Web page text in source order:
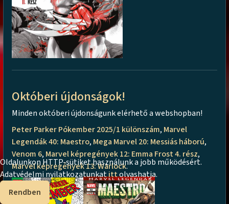
Októberi újdonságok!
Minden októberi újdonságunk elérhető a webshopban!
Peter Parker Pókember 2025/1 különszám, Marvel
Legendák 40: Maestro, Mega Marvel 20: Messiás háború,
Venom 6, Marvel képregények 12: Emma Frost 4. rész,
Marvel képregények 13: Warlock.
Oldalunkon HTTP-sütiket használunk a jobb működésért.
Adatvédelmi nyilatkozatunkatittolvashatja.
Rendben